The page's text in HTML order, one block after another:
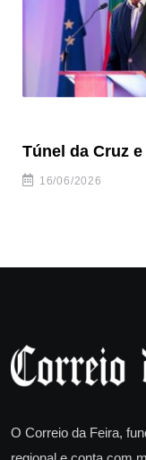
Túnel da Cruz
16/06/2026
O Correio da Feira,